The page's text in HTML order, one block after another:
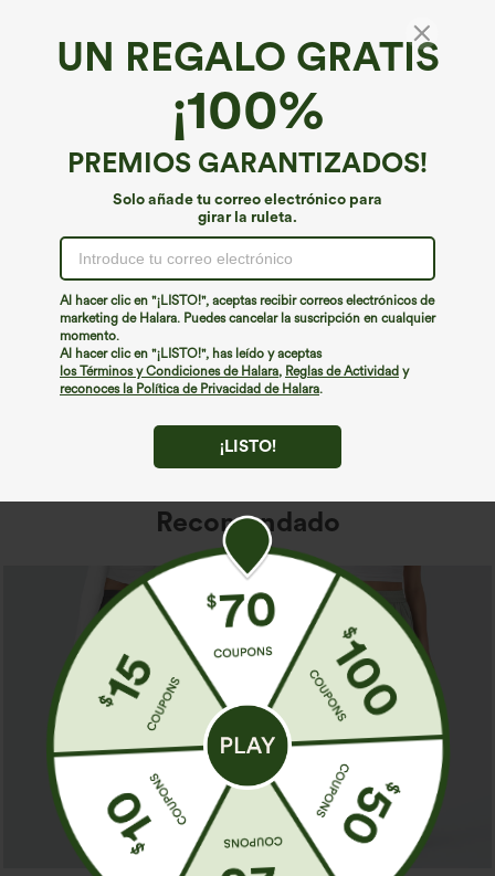
UN REGALO GRATIS
¡100%
PREMIOS GARANTIZADOS!
Solo añade tu correo electrónico para
girar la ruleta.
Al hacer clic en "¡LISTO!", aceptas recibir correos electrónicos de
marketing de Halara. Puedes cancelar la suscripción en cualquier
momento.
Al hacer clic en "¡LISTO!", has leído y aceptas
los Términos y Condiciones de Halara, Reglas de Actividad y
reconoces la Política de Privacidad de Halara.
¡LISTO!
¡Ups!
No podemos encontrar la página que estás buscando.
Seguir comprando
Recomendado